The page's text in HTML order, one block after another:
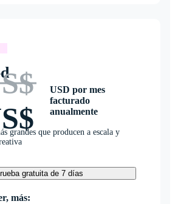
USD por mes
facturado
anualmente
grandes que producen a escala y
gratuita de 7 días
más: